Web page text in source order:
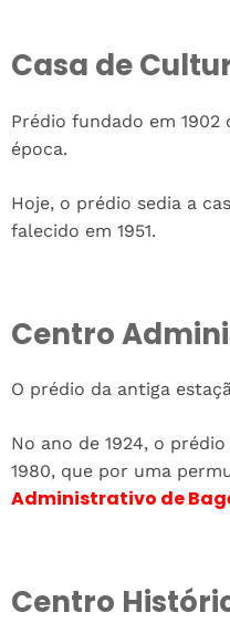
Casa de
Prédio fundado em
época.
Hoje, o prédio sedia a
falecido em 1951.
Centro
O prédio da antiga
No ano de 1924, o
1980, que por uma
Administrativo de
Centro